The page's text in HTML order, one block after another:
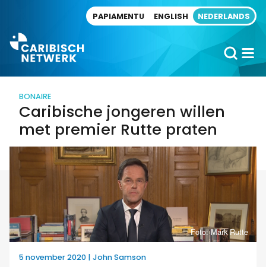
PAPIAMENTU ENGLISH NEDERLANDS
BONAIRE
Caribische jongeren willen
met premier Rutte praten
Foto: Mark Rutte
5 november 2020 | John Samson